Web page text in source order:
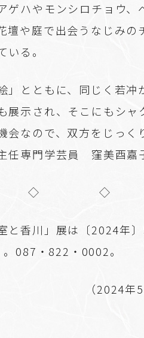
ゲハやモンシロチョウ、
壇や庭で出会うなじみの
る。
」とともに、同じく若冲
展示され、そこにもシ
会なので、双方をじっ
専門学芸員 窪美酉嘉
◇ ◇
と香川」展は〔2024年
087・822・0002。
（2024年